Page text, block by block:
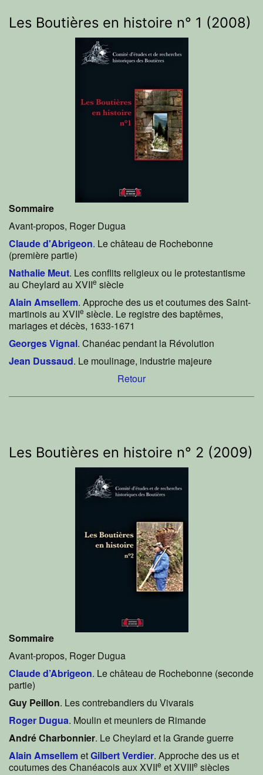
Les Boutières en histoire n° 1 (2008)
Sommaire
Avant-propos, Roger Dugua
Claude d'Abrigeon. Le château de Rochebonne
(première partie)
Nathalie Meut. Les conflits religieux ou le protestantisme
au Cheylard au XVIIe siècle
Alain Amsellem. Approche des us et coutumes des Saint-
martinois au XVIIe siècle. Le registre des baptêmes,
mariages et décès, 1633-1671
Georges Vignal. Chanéac pendant la Révolution
Jean Dussaud. Le moulinage, industrie majeure
Retour
Les Boutières en histoire n° 2 (2009)
Sommaire
Avant-propos, Roger Dugua
Claude d’Abrigeon. Le château de Rochebonne (seconde
partie)
Guy Peillon. Les contrebandiers du Vivarais
Roger Dugua. Moulin et meuniers de Rimande
André Charbonnier. Le Cheylard et la Grande guerre
Alain AmsellemetGilbert Verdier. Approche des us et
coutumes des Chanéacois aux XVIIe et XVIIIe siècles